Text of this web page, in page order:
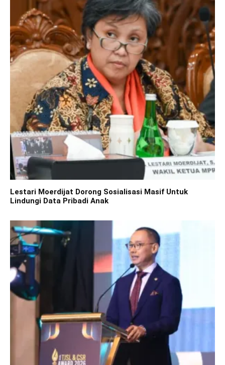
Lestari Moerdijat Dorong Sosialisasi Masif Untuk
Lindungi Data Pribadi Anak